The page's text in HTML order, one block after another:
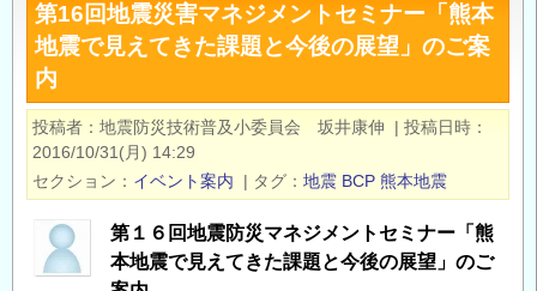
ー
「ト
ル
コ
地
に
学
ぶ
第16回地震災害マネジメントセミナー「熊本
地震で見えてきた課題と今後の展望」のご案
内
投稿者 地震防災技術普及小委員会 坂井康伸 | 投稿日時
2016/10/31(月) 14:29
セクション
イベント案内 | タグ 地震 BCP 熊本地震
第１６回地震防災マネジメントセミナー「熊
本地震で見えてきた課題と今後の展望」のご